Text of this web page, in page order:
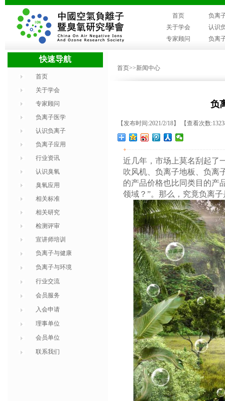
首页
负离
关于学会
认识
专家顾问
负离
快速导航
首页
关于学会
专家顾问
负离子医学
认识负离子
负离子应用
行业资讯
认识臭氧
臭氧应用
相关标准
相关研究
检测评审
宣讲师培训
负离子与健康
负离子与环境
行业交流
会员服务
入会申请
理事单位
会员单位
联系我们
首页>>新闻中心
负
【发布时间:2021/2/18】 【查看次数
+
近几年，市场上莫名刮起了
吹风机、负离子地板、负离
的产品价格也比同类目的产
领域？”。那么，究竟负离